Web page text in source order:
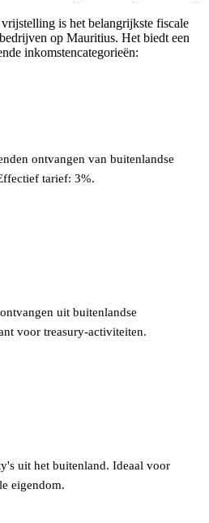
is het belangrijkste fiscale
op Mauritius. Het biedt een
inkomstencategorieën:
ontvangen van buitenlandse
tarief: 3%.
uit buitenlandse
voor treasury-activiteiten.
uit het buitenland. Ideaal voor
eigendom.